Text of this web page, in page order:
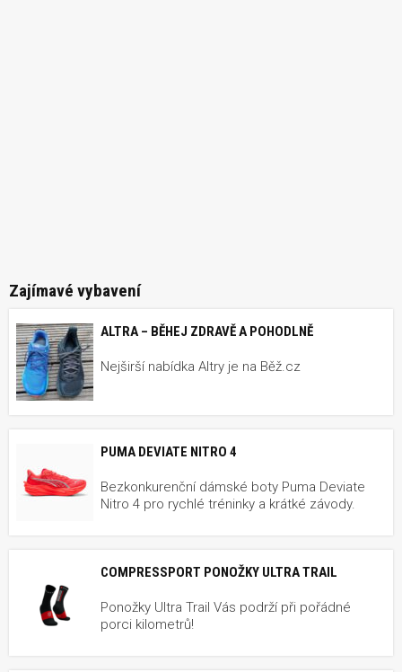
Zajímavé vybavení
ALTRA – BĚHEJ ZDRAVĚ A POHODLNĚ
Nejširší nabídka Altry je na Běž.cz
PUMA DEVIATE NITRO 4
Bezkonkurenční dámské boty Puma Deviate
Nitro 4 pro rychlé tréninky a krátké závody.
COMPRESSPORT PONOŽKY ULTRA TRAIL
Ponožky Ultra Trail Vás podrží při pořádné
porci kilometrů!